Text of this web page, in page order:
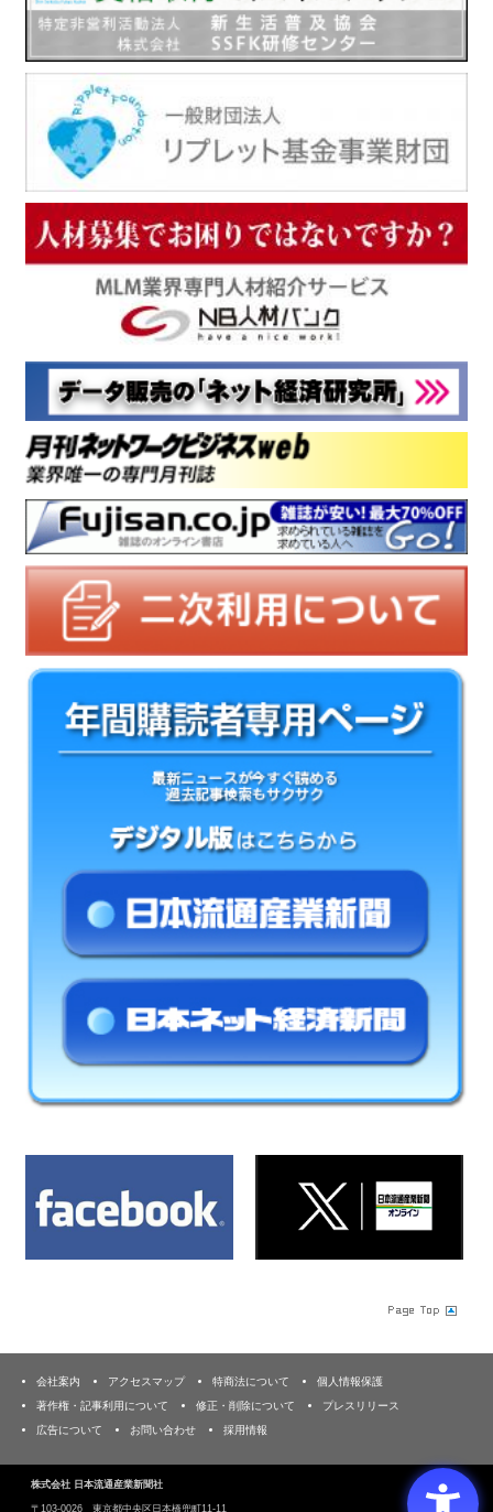
会社案内 アクセスマップ 特商法について
個人情報保護
著作権・記事利用について
修正・削除について
プレスリリース
広告について
お問い合わせ 採用情報
株式会社 日本流通産業新聞社
〒103‐0026 東京都中央区日本橋兜町11-11